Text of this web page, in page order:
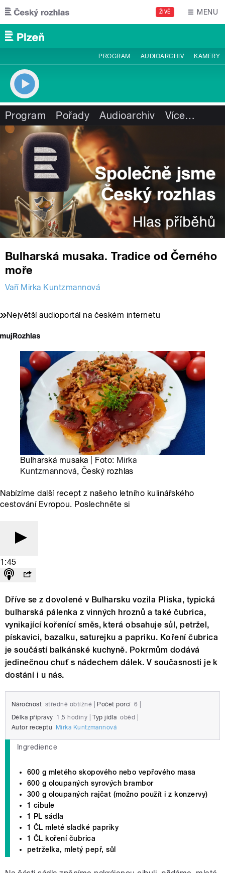
Přejít k hlavnímu obsahu
ŽIVĚ MENU
PROGRAM AUDIOARCHIV KAMERY
Program Pořady Audioarchiv Více…
Bulharská musaka. Tradice od Černého
moře
Vaří Mirka Kuntzmannová
Největší audioportál na českém internetu
Bulharská musaka | Foto: Mirka
Kuntzmannová, Český rozhlas
Nabízíme další recept z našeho letního kulinářského
cestování Evropou. Poslechněte si
1:45
Dříve se z dovolené v Bulharsku vozila Pliska, typická
bulharská pálenka z vinných hroznů a také čubrica,
vynikající kořenící směs, která obsahuje sůl, petržel,
pískavici, bazalku, saturejku a papriku. Koření čubrica
je součástí balkánské kuchyně. Pokrmům dodává
jedinečnou chuť s nádechem dálek. V současnosti je k
dostání i u nás.
Náročnost středně obtížné Počet porcí 6
Délka přípravy 1,5 hodiny Typ jídla oběd
Autor receptu
Mirka Kuntzmannová
Ingredience
600 g mletého skopového nebo vepřového masa
600 g oloupaných syrových brambor
300 g oloupaných rajčat (možno použít i z konzervy)
1 cibule
1 PL sádla
1 ČL mleté sladké papriky
1 ČL koření čubrica
petrželka, mletý pepř, sůl